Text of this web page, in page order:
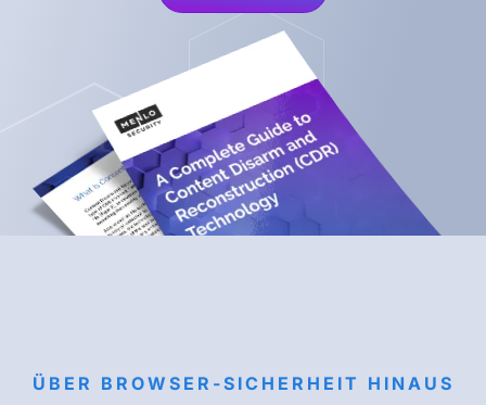
ÜBER BROWSER-SICHERHEIT HINAUS